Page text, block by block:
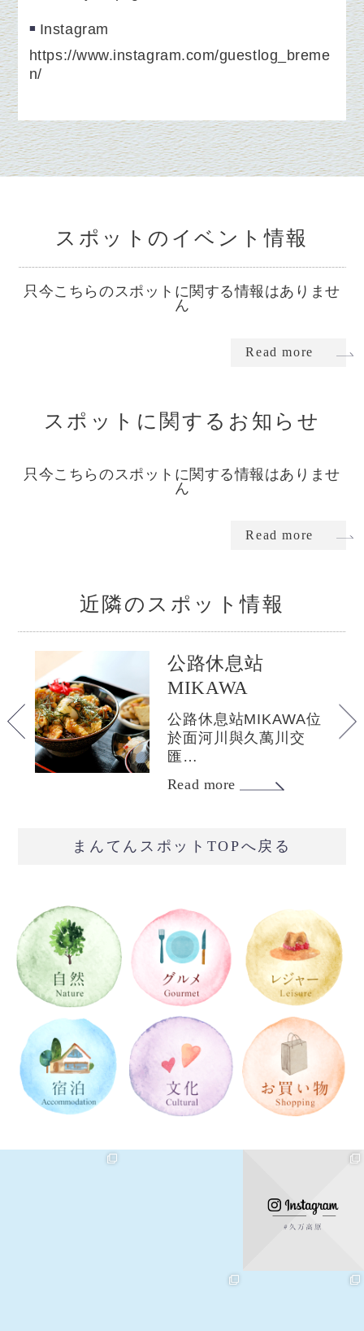
Instagram
https://www.instagram.com/guestlog_breme
n/
スポットのイベント情報
只今こちらのスポットに関する情報はありませ
ん
Read more
スポットに関するお知らせ
只今こちらのスポットに関する情報はありませ
ん
Read more
近隣のスポット情報
公路休息站
MIKAWA
公路休息站MIKAWA位
於面河川與久萬川交
匯…
Read more
まんてんスポットTOPへ戻る